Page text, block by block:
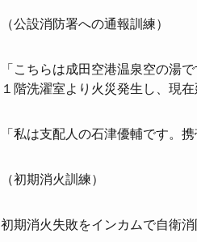
（公設消防署への通報訓練）
「こちらは成田空港温泉空の湯
１階洗濯室より火災発生し、現
「私は支配人の石津優輔です。
（初期消火訓練）
初期消火失敗をインカムで自衛